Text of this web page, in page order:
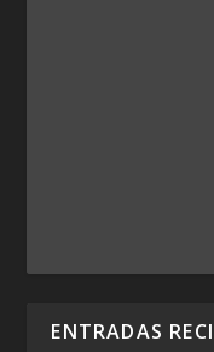
ENTRADAS